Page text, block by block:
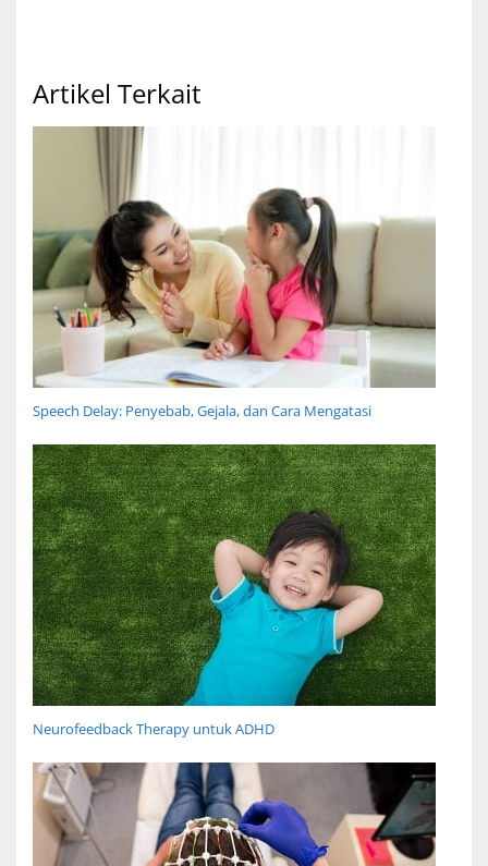
Artikel Terkait
Speech Delay: Penyebab, Gejala, dan Cara Mengatasi
Neurofeedback Therapy untuk ADHD